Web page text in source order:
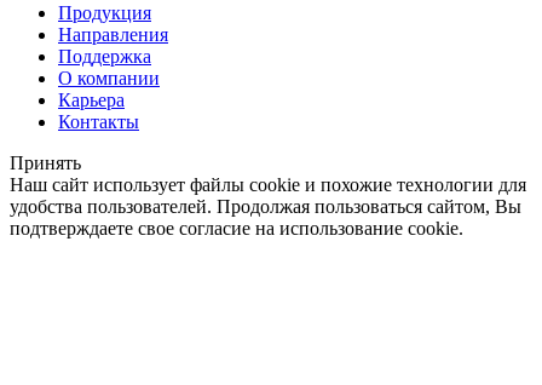
Продукция
Направления
Поддержка
О компании
Карьера
Контакты
Принять
Наш сайт использует файлы cookie и похожие технологии для
удобства пользователей. Продолжая пользоваться сайтом, Вы
подтверждаете свое согласие на использование cookie.